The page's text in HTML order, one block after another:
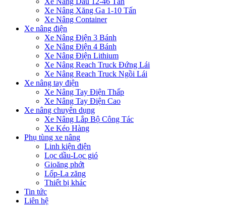
Xe Nâng Xăng Ga 1-10 Tấn
Xe Nâng Container
Xe nâng điện
Xe Nâng Điện 3 Bánh
Xe Nâng Điện 4 Bánh
Xe Nâng Điện Lithium
Xe Nâng Reach Truck Đứng Lái
Xe Nâng Reach Truck Ngồi Lái
Xe nâng tay điện
Xe Nâng Tay Điện Thấp
Xe Nâng Tay Điện Cao
Xe nâng chuyên dụng
Xe Nâng Lắp Bộ Công Tác
Xe Kéo Hàng
Phụ tùng xe nâng
Linh kiện điện
Lọc dầu-Lọc gió
Gioăng phớt
Lốp-La zăng
Thiết bị khác
Tin tức
Liên hệ